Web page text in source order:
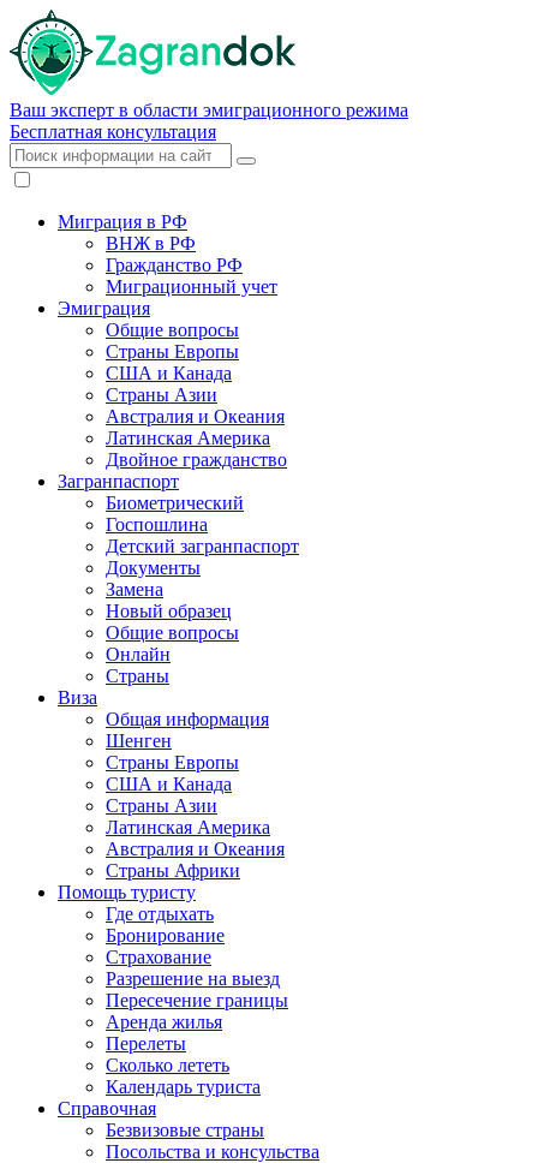
Ваш эксперт в области эмиграционного режима
Бесплатная консультация
Миграция в РФ
ВНЖ в РФ
Гражданство РФ
Миграционный учет
Эмиграция
Общие вопросы
Страны Европы
США и Канада
Страны Азии
Австралия и Океания
Латинская Америка
Двойное гражданство
Загранпаспорт
Биометрический
Госпошлина
Детский загранпаспорт
Документы
Замена
Новый образец
Общие вопросы
Онлайн
Страны
Виза
Общая информация
Шенген
Страны Европы
США и Канада
Страны Азии
Латинская Америка
Австралия и Океания
Страны Африки
Помощь туристу
Где отдыхать
Бронирование
Страхование
Разрешение на выезд
Пересечение границы
Аренда жилья
Перелеты
Сколько лететь
Календарь туриста
Справочная
Безвизовые страны
Посольства и консульства